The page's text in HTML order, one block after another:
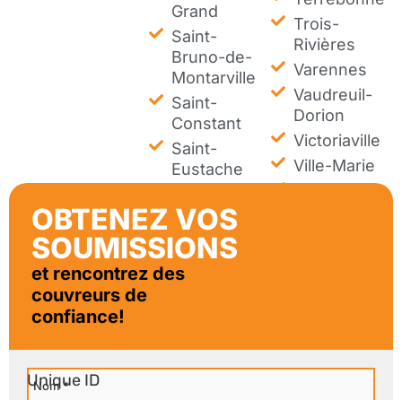
Grand
Saint-
Bruno-de-
Montarville
Saint-
Constant
Saint-
Eustache
Trois-
Rivières
Varennes
Vaudreuil-
Dorion
Victoriaville
Ville-Marie
Westmount
OBTENEZ VOS
SOUMISSIONS
et rencontrez des
couvreurs de
confiance!
Nom